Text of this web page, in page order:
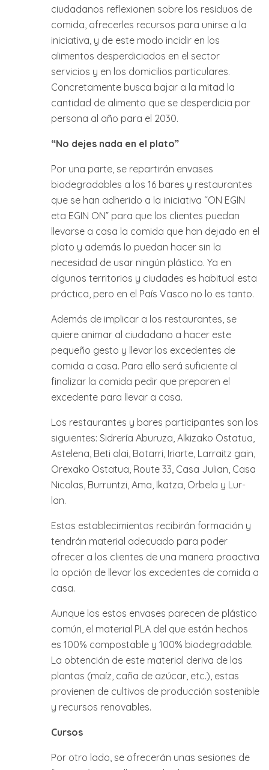
ciudadanos reflexionen sobre los residuos de
comida, ofrecerles recursos para unirse a la
iniciativa, y de este modo incidir en los
alimentos desperdiciados en el sector
servicios y en los domicilios particulares.
Concretamente busca bajar a la mitad la
cantidad de alimento que se desperdicia por
persona al año para el 2030.
“No dejes nada en el plato”
Por una parte, se repartirán envases
biodegradables a los 16 bares y restaurantes
que se han adherido a la iniciativa “ON EGIN
eta EGIN ON” para que los clientes puedan
llevarse a casa la comida que han dejado en el
plato y además lo puedan hacer sin la
necesidad de usar ningún plástico. Ya en
algunos territorios y ciudades es habitual esta
práctica, pero en el País Vasco no lo es tanto.
Además de implicar a los restaurantes, se
quiere animar al ciudadano a hacer este
pequeño gesto y llevar los excedentes de
comida a casa. Para ello será suficiente al
finalizar la comida pedir que preparen el
excedente para llevar a casa.
Los restaurantes y bares participantes son los
siguientes: Sidrería Aburuza, Alkizako Ostatua,
Astelena, Beti alai, Botarri, Iriarte, Larraitz gain,
Orexako Ostatua, Route 33, Casa Julian, Casa
Nicolas, Burruntzi, Ama, Ikatza, Orbela y Lur-
lan.
Estos establecimientos recibirán formación y
tendrán material adecuado para poder
ofrecer a los clientes de una manera proactiva
la opción de llevar los excedentes de comida a
casa.
Aunque los estos envases parecen de plástico
común, el material PLA del que están hechos
es 100% compostable y 100% biodegradable.
La obtención de este material deriva de las
plantas (maíz, caña de azúcar, etc.), estas
provienen de cultivos de producción sostenible
y recursos renovables.
Cursos
Por otro lado, se ofrecerán unas sesiones de